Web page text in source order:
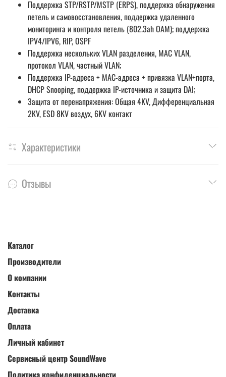
Поддержка STP/RSTP/MSTP (ERPS), поддержка обнаружения
петель и самовосстановления, поддержка удаленного
мониторинга и контроля петель (802.3ah OAM); поддержка
IPV4/IPV6, RIP, OSPF
Поддержка нескольких VLAN разделения, MAC VLAN,
протокол VLAN, частный VLAN;
Поддержка IP-адреса + MAC-адреса + привязка VLAN+порта,
DHCP Snooping, поддержка IP-источника и защита DAI;
Защита от перенапряжения: Общая 4KV, Дифференциальная
2KV, ESD 8KV воздух, 6KV контакт
Характеристики
Отзывы
Каталог
Производители
О компании
Контакты
Доставка
Оплата
Личный кабинет
Сервисный центр SoundWave
Политика конфиденциальности